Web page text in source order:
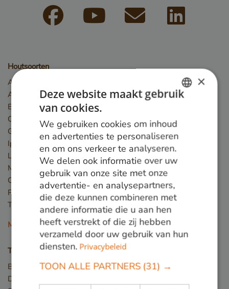
Houtsoorten
Angelim Vermelho
Azobé
Basralocus
Cumaru
Guariuba
Ipé
Louro preto
Massaranduba
Okan
Piquia
Tali
Meer houtsoorten
Toepassingen
Bruggen
Damwand / Beschoeiing
GERMAN
ENGLISH
×
Deze website maakt gebruik
van cookies.
We gebruiken cookies om inhoud
en advertenties te personaliseren
en om ons verkeer te analyseren.
We delen ook informatie over uw
gebruik van onze site met onze
advertentie- en analysepartners,
die deze kunnen combineren met
andere informatie die u aan hen
heeft verstrekt of die zij hebben
verzameld door uw gebruik van hun
diensten. Privacybeleid
TOON ALLE PARTNERS (31) →